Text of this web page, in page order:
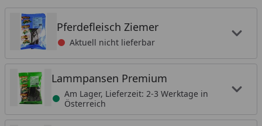
Pferdefleisch Ziemer
Aktuell nicht lieferbar
Lammpansen Premium
Am Lager, Lieferzeit: 2-3 Werktage in
Österreich